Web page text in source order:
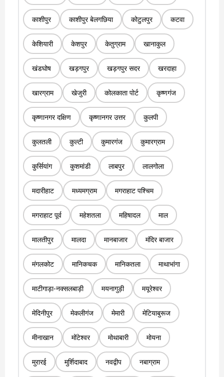
काशीपुर काशीपुर बेलगछिया कोटुलपुर कटवा
केशियारी केशपुर केतुग्राम खानाकुल
खंडघोष खड़गपुर खड़गपुर सदर खरदाहा
खारग्राम खेजुरी कोलकाता पोर्ट कृष्णगंज
कृष्णानगर दक्षिण कृष्णानगर उत्तर कुलपी
कुलतली कुल्टी कुमारगंज कुमारग्राम
कुर्सियांग कुशमांडी लाबपुर लालगोला
मदारीहाट मध्यमग्राम मगराहाट पश्चिम
मगराहाट पूर्व महेशतला महिषादल माल
मालतीपुर मालदा मानबाजार मंदिर बाजार
मंगलकोट मानिकचक मानिकतला माथाभांगा
माटीगाड़ा-नक्सलबाड़ी मयनागुड़ी मयूरेश्वर
मेदिनीपुर मेकलीगंज मेमारी मेटियाबुरूज
मीनाखान मोंटेश्वर मोथाबारी मोयना
मुरारई मुर्शिदाबाद नवद्वीप नबाग्राम